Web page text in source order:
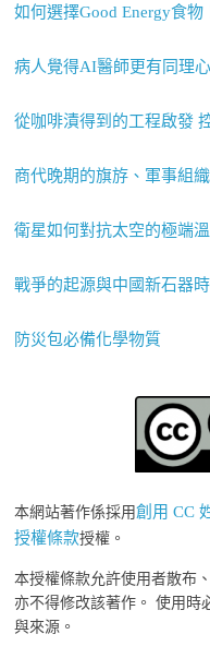
如何選擇Good Energy食物
病人覺得AI醫師更有同理
從咖啡漬得到的工程啟發
商代晚期的旗斿、軍事組
衛星如何對抗太空的極端
戰爭的起源與中國新石器
防災包必備化學物質
本網站著作係採用創用 CC
授權條款授權。
本授權條款允許使用者散布
亦不得修改該著作。 使用時
與來源。